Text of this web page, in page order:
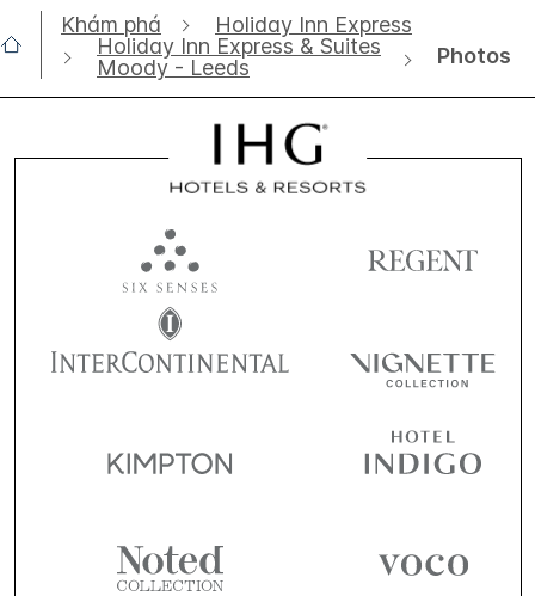
Khám phá
Holiday Inn Express
Holiday Inn Express & Suites
Moody - Leeds
Photos